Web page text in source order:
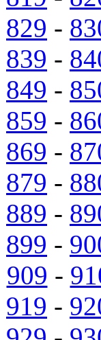
829 -
839 -
849 -
859 -
869 -
879 -
889 -
899 -
909 -
919 -